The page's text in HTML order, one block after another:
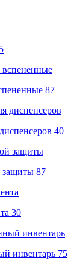
87
40
защиты 87
30
инвентарь 75